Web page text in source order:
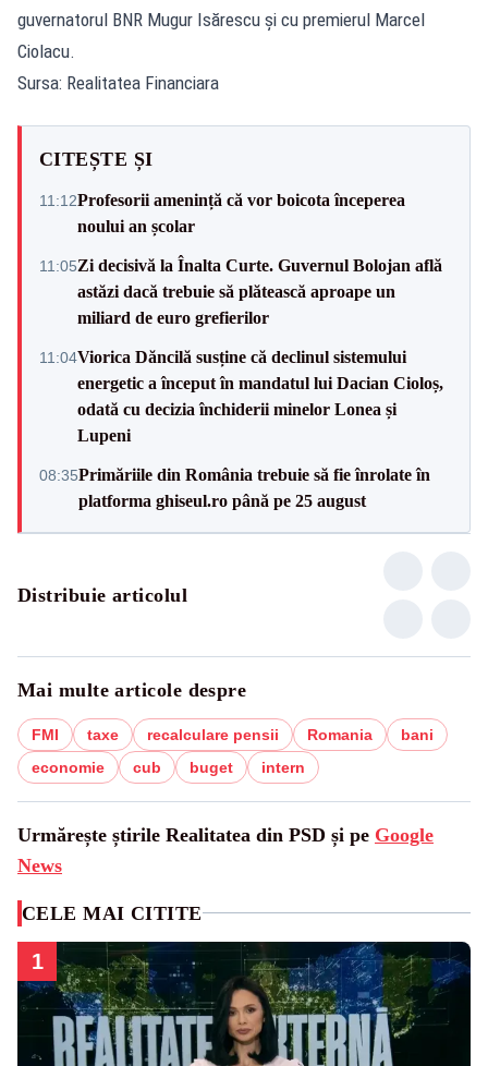
guvernatorul BNR Mugur Isărescu și cu premierul Marcel
Ciolacu.
Sursa: Realitatea Financiara
CITEȘTE ȘI
11:12Profesorii amenință că vor boicota începerea
noului an școlar
11:05Zi decisivă la Înalta Curte. Guvernul Bolojan află
astăzi dacă trebuie să plătească aproape un
miliard de euro grefierilor
11:04Viorica Dăncilă susține că declinul sistemului
energetic a început în mandatul lui Dacian Cioloș,
odată cu decizia închiderii minelor Lonea și
Lupeni
08:35Primăriile din România trebuie să fie înrolate în
platforma ghiseul.ro până pe 25 august
Distribuie articolul
Mai multe articole despre
FMI taxe recalculare pensii Romania
bani
economie
cub buget intern
Urmărește știrile Realitatea din PSD și pe Google
News
CELE MAI CITITE
1